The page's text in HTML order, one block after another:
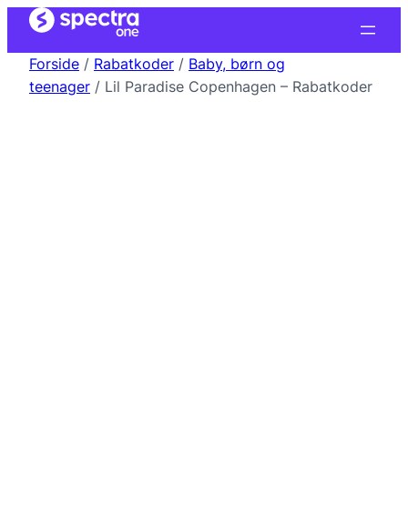
Forside / Rabatkoder / Baby, børn og
teenager / Lil Paradise Copenhagen – Rabatkoder